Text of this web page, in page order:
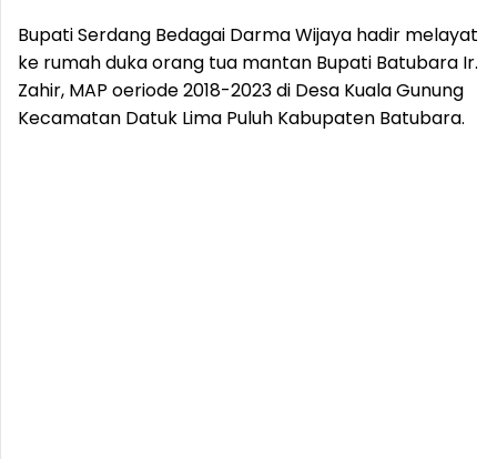
Bupati Serdang Bedagai Darma Wijaya hadir melayat
ke rumah duka orang tua mantan Bupati Batubara Ir.
Zahir, MAP oeriode 2018-2023 di Desa Kuala Gunung
Kecamatan Datuk Lima Puluh Kabupaten Batubara.